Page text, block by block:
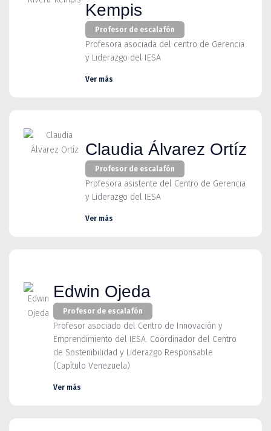
Kempis
Profesor de escalafón
Profesora asociada del centro de Gerencia
y Liderazgo del IESA
Ver más
Claudia Álvarez Ortíz
Profesor de escalafón
Profesora asistente del Centro de Gerencia
y Liderazgo del IESA
Ver más
Edwin Ojeda
Profesor de escalafón
Profesor asociado del Centro de Innovación y
Emprendimiento del IESA. Coordinador del Centro
de Sostenibilidad y Liderazgo Responsable
(Capítulo Venezuela)
Ver más